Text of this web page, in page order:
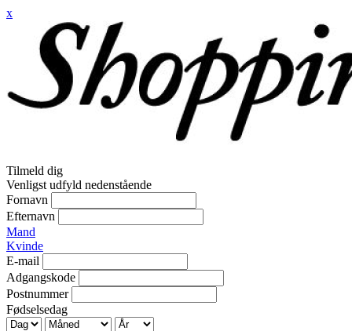
x
Tilmeld dig
Venligst udfyld nedenstående
Fornavn
Efternavn
Mand
Kvinde
E-mail
Adgangskode
Postnummer
Fødselsedag